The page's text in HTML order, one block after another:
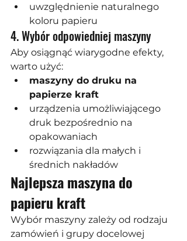
uwzględnienie naturalnego
koloru papieru
4. Wybór odpowiedniej maszyny
Aby osiągnąć wiarygodne efekty,
warto użyć:
maszyny do druku na
papierze kraft
urządzenia umożliwiającego
druk bezpośrednio na
opakowaniach
rozwiązania dla małych i
średnich nakładów
Najlepsza maszyna do
papieru kraft
Wybór maszyny zależy od rodzaju
zamówień i grupy docelowej